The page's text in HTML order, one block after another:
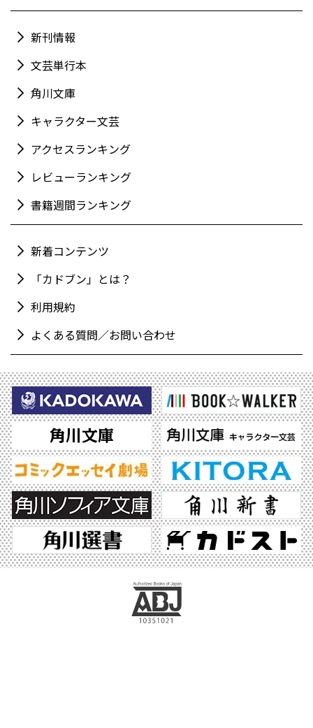
新刊情報
文芸単行本
角川文庫
キャラクター文芸
アクセスランキング
レビューランキング
書籍週間ランキング
新着コンテンツ
「カドブン」とは？
利用規約
よくある質問／お問い合わせ